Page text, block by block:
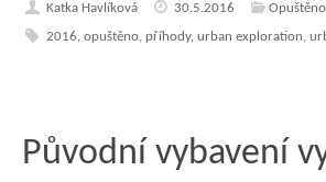
Katka Havlíková 30.5.2016 Opuštěno
2016, opuštěno, příhody, urban exploration,
Původní vybavení